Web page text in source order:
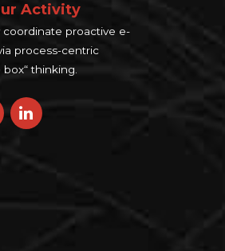
Activity
coordinate proactive e-
process-centric
thinking.